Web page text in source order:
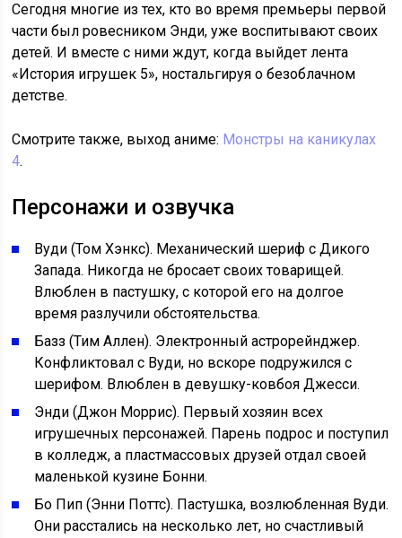
Сегодня многие из тех, кто во время премьеры первой
части был ровесником Энди, уже воспитывают своих
детей. И вместе с ними ждут, когда выйдет лента
«История игрушек 5», ностальгируя о безоблачном
детстве.
Смотрите также, выход аниме: Монстры на каникулах
4.
Персонажи и озвучка
Вуди (Том Хэнкс). Механический шериф с Дикого
Запада. Никогда не бросает своих товарищей.
Влюблен в пастушку, с которой его на долгое
время разлучили обстоятельства.
Базз (Тим Аллен). Электронный астрорейнджер.
Конфликтовал с Вуди, но вскоре подружился с
шерифом. Влюблен в девушку-ковбоя Джесси.
Энди (Джон Моррис). Первый хозяин всех
игрушечных персонажей. Парень подрос и поступил
в колледж, а пластмассовых друзей отдал своей
маленькой кузине Бонни.
Бо Пип (Энни Поттс). Пастушка, возлюбленная Вуди.
Они расстались на несколько лет, но счастливый